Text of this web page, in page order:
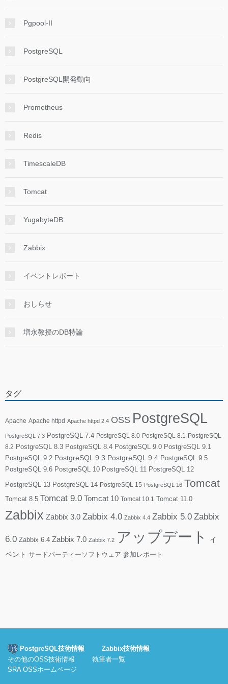
Pgpool-II
PostgreSQL
PostgreSQL開発動向
Prometheus
Redis
TimescaleDB
Tomcat
YugabyteDB
Zabbix
イベントレポート
おしらせ
増永教授のDB特論
タグ
Apache Apache httpd Apache httpd 2.4 OSS PostgreSQL
PostgreSQL 7.3 PostgreSQL 7.4 PostgreSQL 8.0 PostgreSQL 8.1
PostgreSQL
8.2 PostgreSQL 8.3 PostgreSQL 8.4 PostgreSQL 9.0 PostgreSQL 9.1
PostgreSQL 9.2 PostgreSQL 9.3 PostgreSQL 9.4 PostgreSQL 9.5
PostgreSQL 9.6 PostgreSQL 10 PostgreSQL 11 PostgreSQL 12
PostgreSQL 13 PostgreSQL 14 PostgreSQL 15 PostgreSQL 16 Tomcat
Tomcat 8.5 Tomcat 9.0 Tomcat 10 Tomcat 10.1 Tomcat 11.0
Zabbix Zabbix 3.0 Zabbix 4.0 Zabbix 4.4 Zabbix 5.0 Zabbix
6.0 Zabbix 6.4 Zabbix 7.0 Zabbix 7.2 アップデート
イ
ベント サードパーティーソフトウェア 参加レポート
PostgreSQL技術情報
Zabbix技術情報
その他のOSS技術情報
執筆者一覧
SRA OSSホームページ